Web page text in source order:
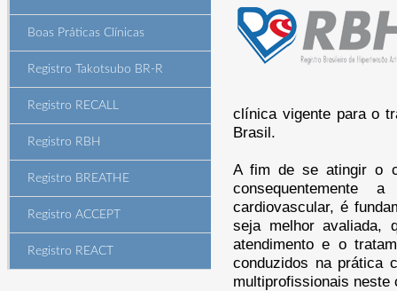
Boas Práticas Clínicas
Registro Takotsubo BR-R
Registro RECALL
Registro RBH
Registro BREATHE
Registro ACCEPT
Registro REACT
clínica vigente para o
Brasil.
A fim de se atingir o
consequentemente
cardiovascular, é
seja melhor avaliada,
atendimento e o
conduzidos na prática
multiprofissionais neste